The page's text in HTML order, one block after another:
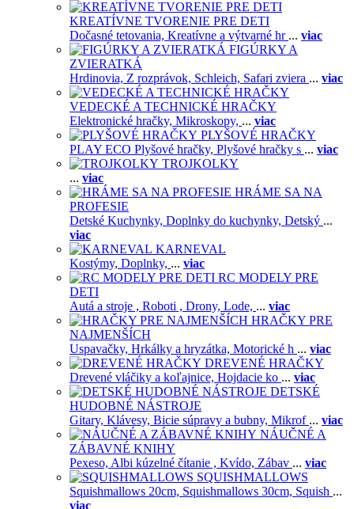
KREATÍVNE TVORENIE PRE DETI
Dočasné tetovania, Kreatívne a výtvarné hr ... viac
FIGÚRKY A
ZVIERATKÁ
Hrdinovia, Z rozprávok, Schleich, Safari zviera ... viac
VEDECKÉ A TECHNICKÉ HRAČKY
Elektronické hračky, Mikroskopy, ... viac
PLYŠOVÉ HRAČKY
PLAY ECO Plyšové hračky, Plyšové hračky s ... viac
TROJKOLKY
... viac
HRÁME SA NA
PROFESIE
Detské Kuchynky, Doplnky do kuchynky, Detský ...
viac
KARNEVAL
Kostýmy, Doplnky, ... viac
RC MODELY PRE
DETI
Autá a stroje , Roboti , Drony, Lode, ... viac
HRAČKY PRE
NAJMENŠÍCH
Uspavačky, Hrkálky a hryzátka, Motorické h ... viac
DREVENÉ HRAČKY
Drevené vláčiky a koľajnice, Hojdacie ko ... viac
DETSKÉ
HUDOBNÉ NÁSTROJE
Gitary, Klávesy, Bicie súpravy a bubny, Mikrof ... viac
NÁUČNÉ A
ZÁBAVNÉ KNIHY
Pexeso, Albi kúzelné čítanie , Kvído, Zábav ... viac
SQUISHMALLOWS
Squishmallows 20cm, Squishmallows 30cm, Squish ...
viac